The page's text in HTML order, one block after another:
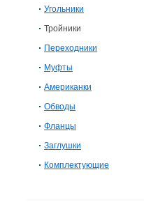
Угольники
Тройники
Переходники
Муфты
Американки
Обводы
Фланцы
Заглушки
Комплектующие